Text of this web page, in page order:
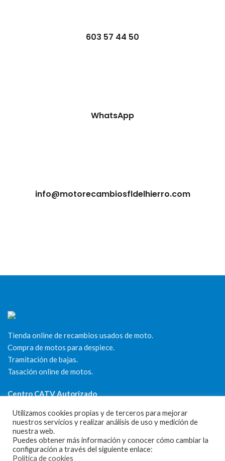
603 57 44 50
WhatsApp
info@motorecambiosfldelhierro.com
Tienda online de recambios usados de moto.
Compra de motos para despiece.
Tramitación de bajas.
Tasación online de motos.
Centro CATV Autorizado
Utilizamos cookies propias y de terceros para mejorar
nuestros servicios y realizar análisis de uso y medición de
nuestra web.
Puedes obtener más información y conocer cómo cambiar la
configuración a través del siguiente enlace:
Política de cookies